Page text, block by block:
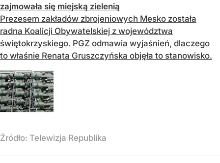
zajmowała się miejską zielenią
Prezesem zakładów zbrojeniowych Mesko została
radna Koalicji Obywatelskiej z województwa
świętokrzyskiego. PGZ odmawia wyjaśnień, dlaczego
to właśnie Renata Gruszczyńska objęła to stanowisko.
Źródło: Telewizja Republika